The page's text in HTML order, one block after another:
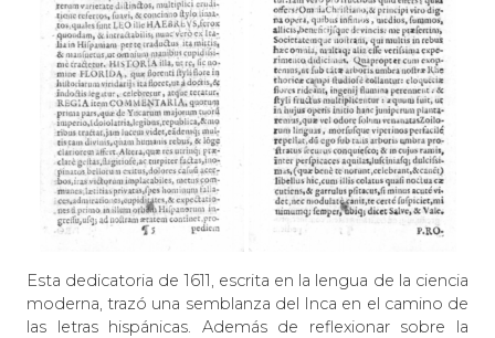
Esta dedicatoria de 1611, escrita en la lengua de la ciencia
moderna, trazó una semblanza del Inca en el camino de
las letras hispánicas. Además de reflexionar sobre la